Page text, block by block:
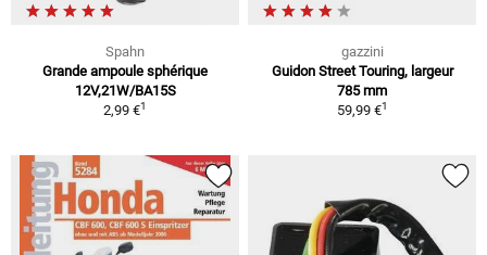
Spahn
Grande ampoule sphérique
12V,21W/BA15S
2,99 €1
gazzini
Guidon Street Touring, largeur
785 mm
59,99 €1